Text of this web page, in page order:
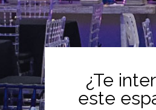
¿Te
este